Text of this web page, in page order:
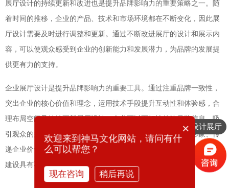
展厅设计的持续更新和改进也是提升品牌影响力的重要策略之一。随
着时间的推移，企业的产品、技术和市场环境都在不断变化，因此展
厅设计需要及时进行调整和更新。通过不断改进展厅的设计和展示内
容，可以使观众感受到企业的创新能力和发展潜力，为品牌的发展提
供更有力的支持。
企业展厅设计是提升品牌影响力的重要工具。通过注重品牌一致性，
突出企业的核心价值和理念，运用技术手段提升互动性和体验感，合
理布局空间及持续更新展厅设计，企业可以更好地传达品牌信息，吸
引观众的关注，并提升品牌的影响力。展厅设计在塑造品牌形象、传
递企业价值观和产品信息方面起到了至关重要的作用，对企业的品牌
建设具有不可忽视的意义。
想要设计展厅
你们是怎么收费的呢
×
欢迎来到神马文化网站，请问有什
么可以帮您？
现在咨询 稍后再说